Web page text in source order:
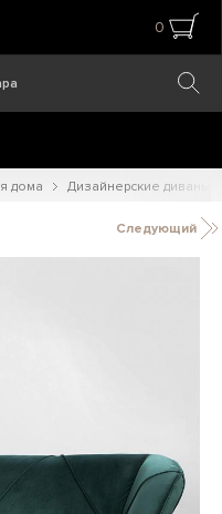
0
дома Дизайнерские диваны
Следующий